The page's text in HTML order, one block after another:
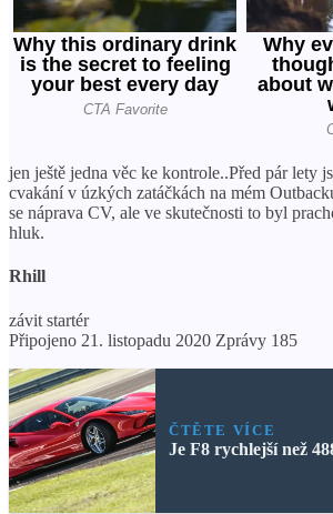
jen ještě jedna věc ke kontrole..Před pár lety
cvakání v úzkých zatáčkách na mém
se náprava CV, ale ve skutečnosti to byl
hluk.
Rhill
závit startér
Připojeno 21. listopadu 2020 Zprávy 185
ČTĚTE VÍCE
Je F8 rychlejší než